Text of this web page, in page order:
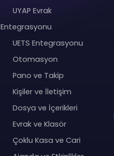
UYAP Evrak
Entegrasyonu
UETS Entegrasyonu
Otomasyon
Pano ve Takip
Kişiler ve İletişim
Dosya ve İçerikleri
Evrak ve Klasör
Çoklu Kasa ve Cari